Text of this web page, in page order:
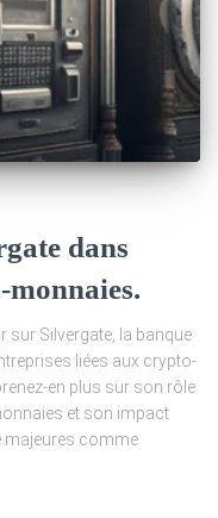
dans
monnaies.
sur Silvergate, la banque
liées aux crypto-
en plus sur son rôle
et son impact
majeures comme